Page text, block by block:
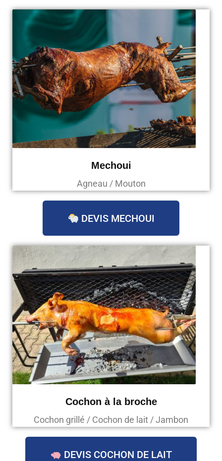
Mechoui
Agneau / Mouton
DEVIS MECHOUI
Cochon à la broche
Cochon grillé / Cochon de lait / Jambon
DEVIS COCHON DE LAIT